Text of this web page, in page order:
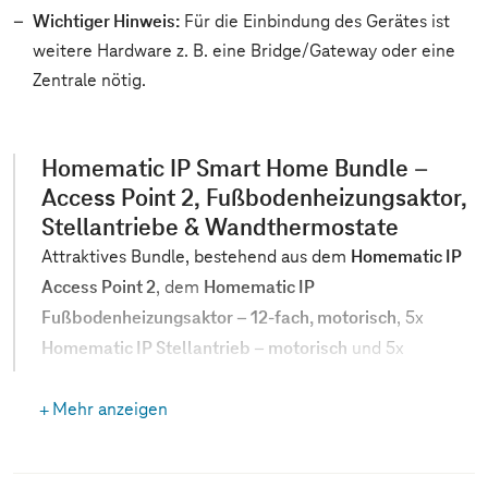
Wichtiger Hinweis: Für die Einbindung des Gerätes ist
weitere Hardware z. B. eine Bridge/Gateway oder eine
Zentrale nötig.
Homematic IP Smart Home Bundle –
Access Point 2, Fußbodenheizungsaktor,
Stellantriebe & Wandthermostate
Attraktives Bundle, bestehend aus dem Homematic IP
Access Point 2, dem Homematic IP
Fußbodenheizungsaktor – 12-fach, motorisch, 5x
Homematic IP Stellantrieb – motorisch und 5x
Luftfeuchtigkeitssensor
Mehr anzeigen